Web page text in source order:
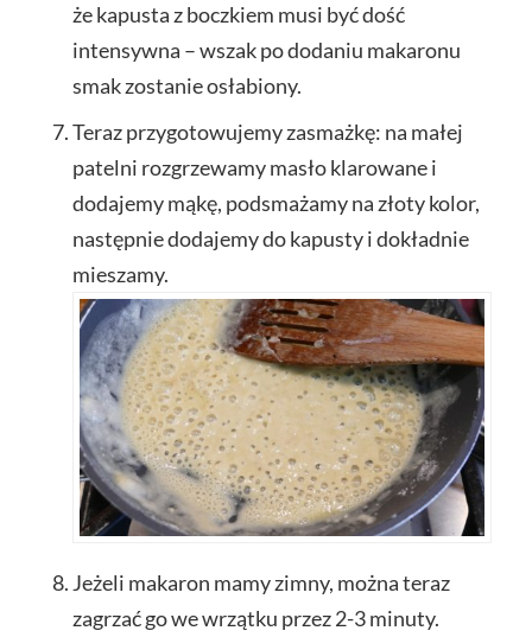
że kapusta z boczkiem musi być dość
intensywna – wszak po dodaniu makaronu
smak zostanie osłabiony.
Teraz przygotowujemy zasmażkę: na małej
patelni rozgrzewamy masło klarowane i
dodajemy mąkę, podsmażamy na złoty kolor,
następnie dodajemy do kapusty i dokładnie
mieszamy.
Jeżeli makaron mamy zimny, można teraz
zagrzać go we wrzątku przez 2-3 minuty.